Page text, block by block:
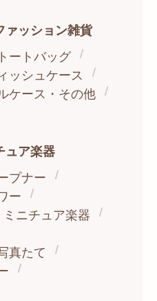
ァッション雑貨
ートバッグ
ッシュケース
ケース・その他
ュア楽器
プナー
ー
ミニチュア楽器
真たて